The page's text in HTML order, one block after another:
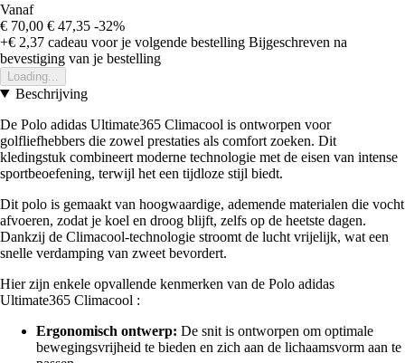
Vanaf
€ 70,00 € 47,35 -32%
+€ 2,37 cadeau voor je volgende bestelling Bijgeschreven na
bevestiging van je bestelling
Loading...
Beschrijving
De Polo adidas Ultimate365 Climacool is ontworpen voor
golfliefhebbers die zowel prestaties als comfort zoeken. Dit
kledingstuk combineert moderne technologie met de eisen van intense
sportbeoefening, terwijl het een tijdloze stijl biedt.
Dit polo is gemaakt van hoogwaardige, ademende materialen die vocht
afvoeren, zodat je koel en droog blijft, zelfs op de heetste dagen.
Dankzij de Climacool-technologie stroomt de lucht vrijelijk, wat een
snelle verdamping van zweet bevordert.
Hier zijn enkele opvallende kenmerken van de Polo adidas
Ultimate365 Climacool :
Ergonomisch ontwerp: De snit is ontworpen om optimale
bewegingsvrijheid te bieden en zich aan de lichaamsvorm aan te